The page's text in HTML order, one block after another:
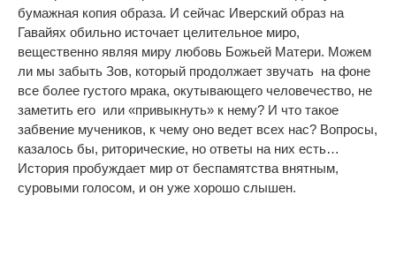
бумажная копия образа. И сейчас Иверский образ на
Гавайях обильно источает целительное миро,
вещественно являя миру любовь Божьей Матери. Можем
ли мы забыть Зов, который продолжает звучать на фоне
все более густого мрака, окутывающего человечество, не
заметить его или «привыкнуть» к нему? И что такое
забвение мучеников, к чему оно ведет всех нас? Вопросы,
казалось бы, риторические, но ответы на них есть…
История пробуждает мир от беспамятства внятным,
суровыми голосом, и он уже хорошо слышен.